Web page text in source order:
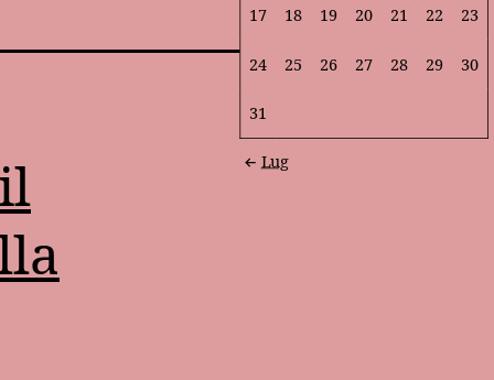
17 18 19 20 21 22 23
24 25 26 27 28 29 30
31
Lug